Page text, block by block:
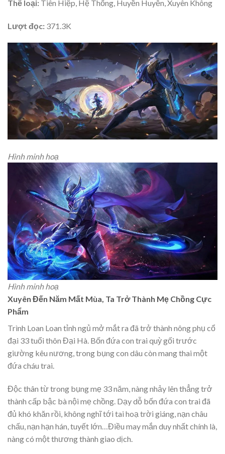
Thể loại: Tiên Hiệp, Hệ Thống, Huyền Huyễn, Xuyên Không
Lượt đọc: 371.3K
Hình minh hoạ
Hình minh hoạ
Xuyên Đến Năm Mất Mùa, Ta Trở Thành Mẹ Chồng Cực
Phẩm
Trình Loan Loan tỉnh ngủ mở mắt ra đã trở thành nông phụ cổ
đại 33 tuổi thôn Đại Hà. Bốn đứa con trai quỳ gối trước
giường kêu nương, trong bụng con dâu còn mang thai một
đứa cháu trai.
Độc thân từ trong bụng mẹ 33 năm, nàng nhảy lên thẳng trở
thành cấp bậc bà nội mẹ chồng. Dạy dỗ bốn đứa con trai đã
đủ khó khăn rồi, không nghĩ tới tai hoạ trời giáng, nạn châu
chấu, nạn hạn hán, tuyết lớn…Điều may mắn duy nhất chính là,
nàng có một thương thành giao dịch.